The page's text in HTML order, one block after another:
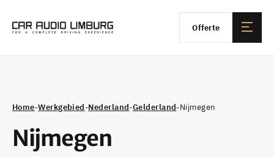
Offerte
Home-Werkgebied-Nederland-Gelderland-Nijmegen
Nijmegen